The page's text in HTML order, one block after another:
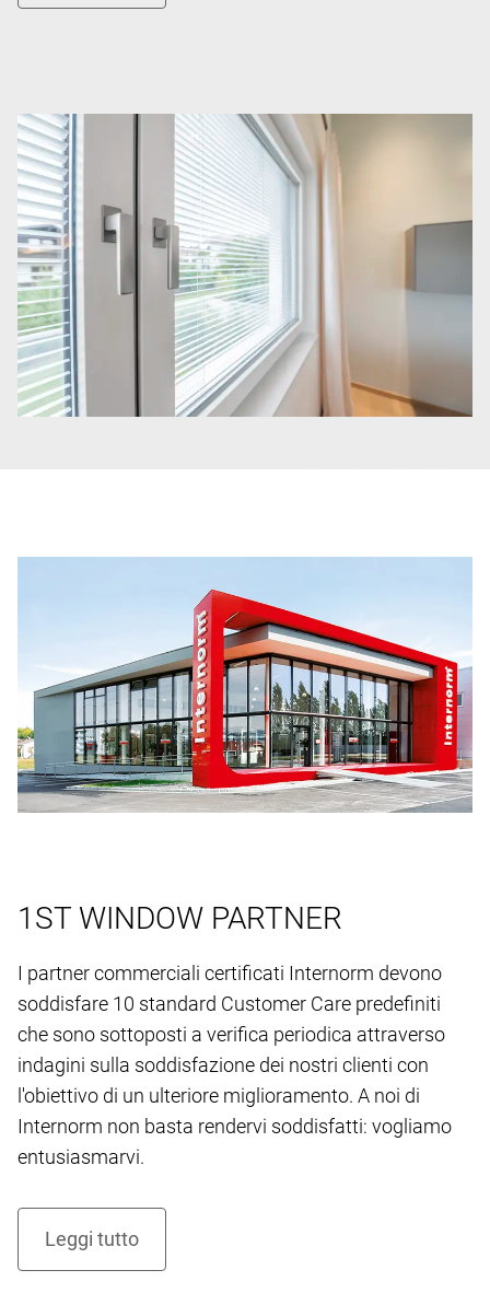
1ST WINDOW PARTNER
I partner commerciali certificati Internorm devono
soddisfare 10 standard Customer Care predefiniti
che sono sottoposti a verifica periodica attraverso
indagini sulla soddisfazione dei nostri clienti con
l'obiettivo di un ulteriore miglioramento. A noi di
Internorm non basta rendervi soddisfatti: vogliamo
entusiasmarvi.